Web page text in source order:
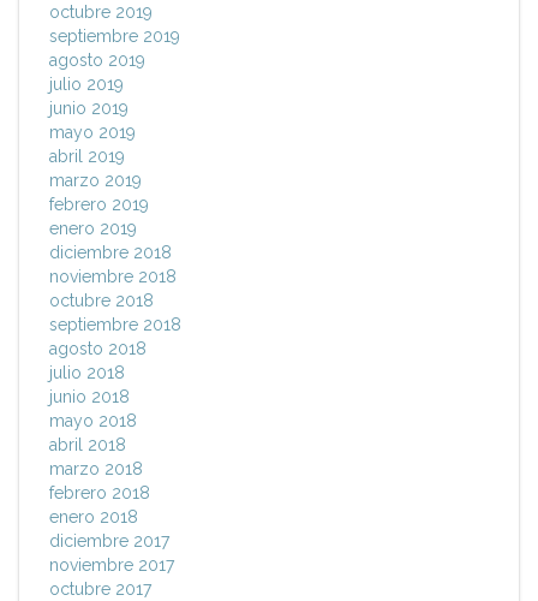
octubre 2019
septiembre 2019
agosto 2019
julio 2019
junio 2019
mayo 2019
abril 2019
marzo 2019
febrero 2019
enero 2019
diciembre 2018
noviembre 2018
octubre 2018
septiembre 2018
agosto 2018
julio 2018
junio 2018
mayo 2018
abril 2018
marzo 2018
febrero 2018
enero 2018
diciembre 2017
noviembre 2017
octubre 2017